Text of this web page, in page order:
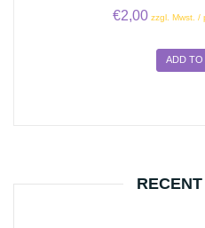
€2,00 zzgl. Mwst. /
ADD TO